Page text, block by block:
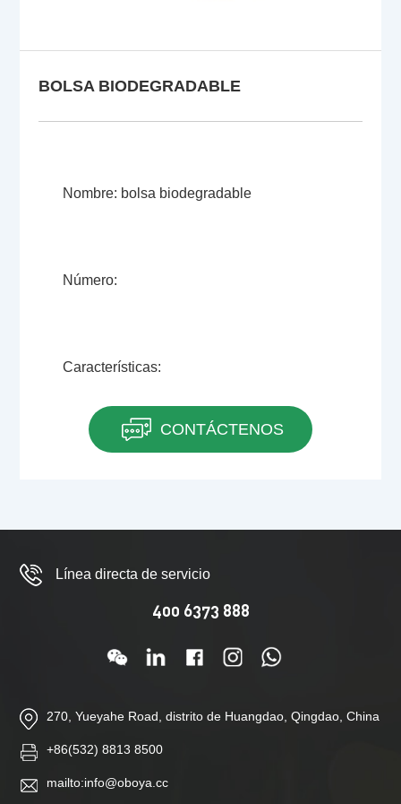
BOLSA BIODEGRADABLE
Nombre: bolsa biodegradable
Número:
Características:
CONTÁCTENOS
Línea directa de servicio
270, Yueyahe Road, distrito de Huangdao, Qingdao, China
+86(532) 8813 8500
mailto:info@oboya.cc
400 6373 888